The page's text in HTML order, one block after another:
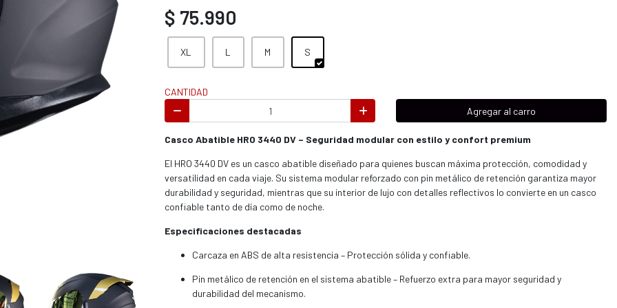
/ enduro
/ enduro / ATV
$ 75.990
XL L M S
CANTIDAD
Agregar al carro
Casco Abatible HRO 3440 DV – Seguridad modular con estilo y confort premium
El HRO 3440 DV es un casco abatible diseñado para quienes buscan máxima protección, comodidad y
versatilidad en cada viaje. Su sistema modular reforzado con pin metálico de retención garantiza mayor
durabilidad y seguridad, mientras que su interior de lujo con detalles reflectivos lo convierte en un casco
confiable tanto de día como de noche.
Especificaciones destacadas
Carcaza en ABS de alta resistencia – Protección sólida y confiable.
Pin metálico de retención en el sistema abatible – Refuerzo extra para mayor seguridad y
durabilidad del mecanismo.